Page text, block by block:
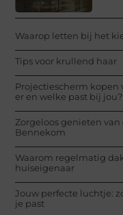
Waarop letten bij het
Tips voor krullend haar
Projectiescherm kopen
er en welke past bij jou?
Zorgeloos genieten
Bennekom
Waarom regelmatig
huiseigenaar
Jouw perfecte luchtje:
je past